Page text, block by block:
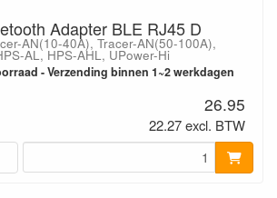
Adapter BLE RJ45 D
AN(10-40A), Tracer-AN(50-100A),
AL, HPS-AHL, UPower-Hi
- Verzending binnen 1~2 werkdagen
26.95
22.27 excl. BTW